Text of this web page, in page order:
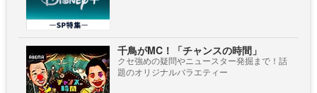
千鳥がMC！「チャンスの時間」
クセ強めの疑問やニュースター発掘まで！話
題のオリジナルバラエティー